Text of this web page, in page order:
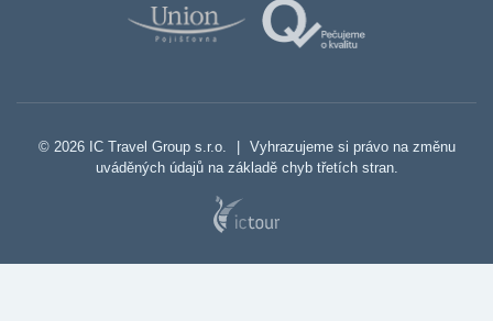
© 2026 IC Travel Group s.r.o.
Vyhrazujeme si právo na změnu
uváděných údajů na základě chyb třetích stran.